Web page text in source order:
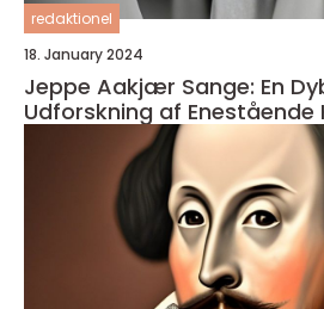
redaktionel
18. January 2024
Jeppe Aakjær Sange: En
Udforskning af Enestående